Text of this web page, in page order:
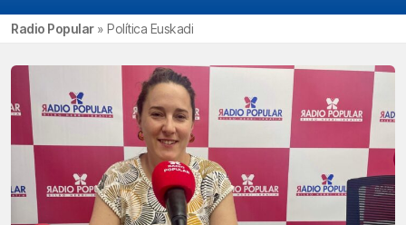
Radio Popular» Política Euskadi